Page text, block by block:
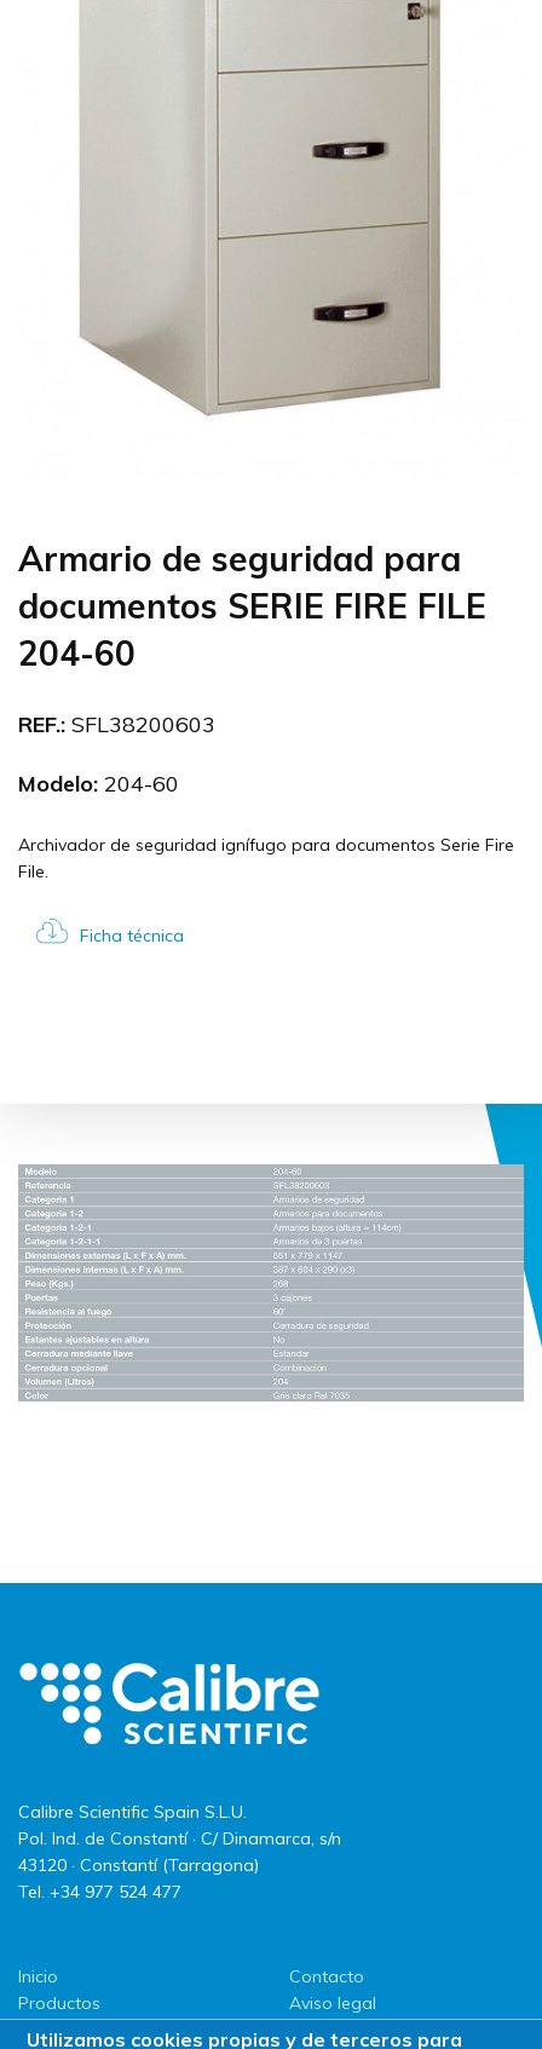
Armario de seguridad para
documentos SERIE FIRE FILE
204-60
REF.: SFL38200603
Modelo: 204-60
Archivador de seguridad ignífugo para documentos Serie Fire
File.
Ficha técnica
Calibre Scientific Spain S.L.U.
Pol. Ind. de Constantí · C/ Dinamarca, s/n
43120 · Constantí (Tarragona)
Tel. +34 977 524 477
Inicio
Productos
LLG
Contacto
Aviso legal
Política de privacidad
Utilizamos cookies propias y de terceros para